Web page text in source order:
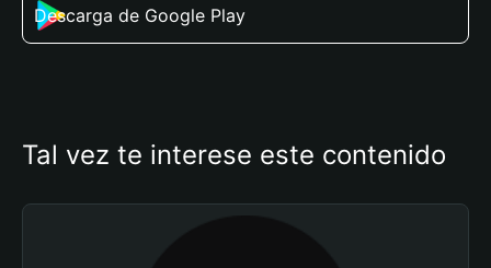
Descarga de Google Play
Tal vez te interese este contenido